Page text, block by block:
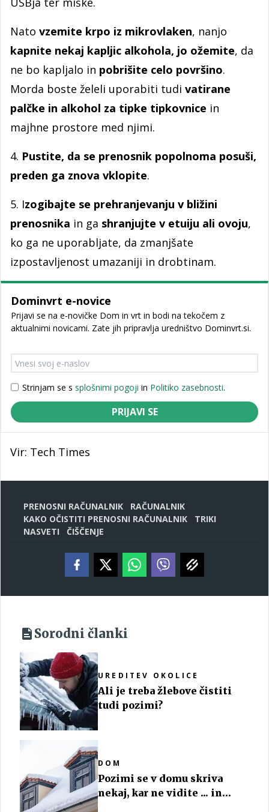
Nato vzemite krpo iz mikrovlaken, nanjo
kapnite nekaj kapljic alkohola, jo ožemite, da
ne bo kapljalo in pobrišite celo površino.
Morda boste želeli uporabiti tudi vatirane
palčke in alkohol za tipke tipkovnice in
majhne prostore med njimi.
4. Pustite, da se prenosnik popolnoma posuši,
preden ga znova vklopite.
5. Izogibajte se prehranjevanju v bližini
prenosnika in ga shranjujte v etuiju ali ovoju,
ko ga ne uporabljate, da zmanjšate
izpostavljenost umazaniji in drobtinam.
Dominvrt e-novice
Prijavi se na e-novičke Dom in vrt in bodi na tekočem z
aktualnimi novicami. Zate jih pripravlja uredništvo Dominvrt.si.
Strinjam se s splošnimi pogoji in Politiko zasebnosti.
PRIJAVI SE
Vir: Tech Times
PRENOSNI RAČUNALNIK
RAČUNALNIK
KAKO OČISTITI PRENOSNI RAČUNALNIK
TRIKI
NASVETI
ČIŠČENJE
Sorodni članki
UREDITEV OKOLICE
Ali je treba žlebove čistiti
tudi pozimi?
DOM
Pozimi se v domu skriva
nekaj, kar ne vidite ... in